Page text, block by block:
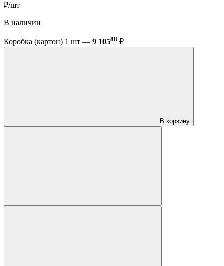
₽/шт
В наличии
Коробка (картон) 1 шт — 9 10588 ₽
В корзину